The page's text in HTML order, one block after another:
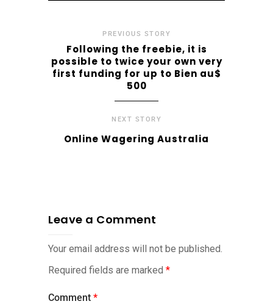
PREVIOUS STORY
Following the freebie, it is
possible to twice your own very
first funding for up to Bien au$
500
NEXT STORY
Online Wagering Australia
Leave a Comment
Your email address will not be published.
Required fields are marked *
Comment *